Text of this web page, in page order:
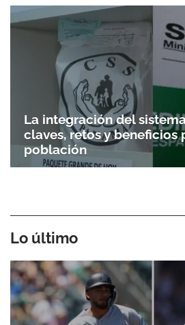
La integración del
claves, retos y beneficios
población
Lo último